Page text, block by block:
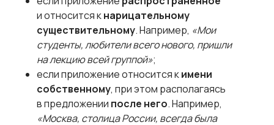
и относится кнарицательному
существительному. Например, «Мои
студенты, любители всего нового, пришли
на лекцию всей группой»;
если приложение относится кимени
собственному, при этом располагаясь
в предложении после него. Например,
«Москва, столица России, всегда была